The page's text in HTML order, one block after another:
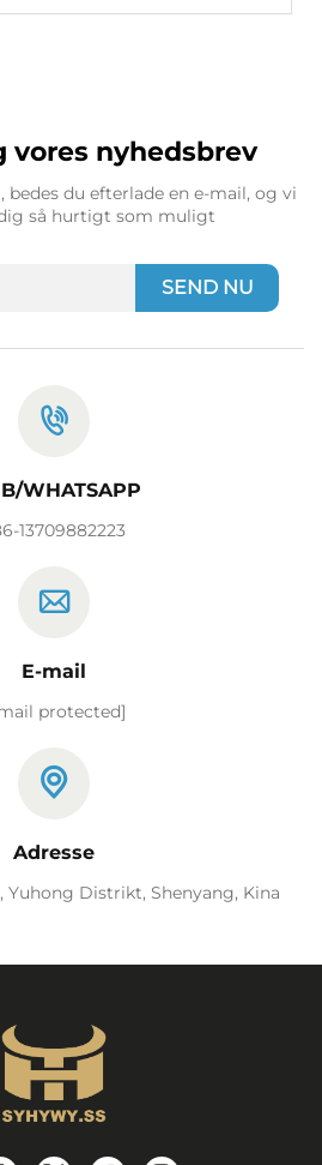
vores nyhedsbrev
bedes du efterlade en e-mail, og vi
så hurtigt som muligt
SEND NU
WHATSAPP
13709882223
E-mail
protected]
Adresse
Yuhong Distrikt, Shenyang, Kina